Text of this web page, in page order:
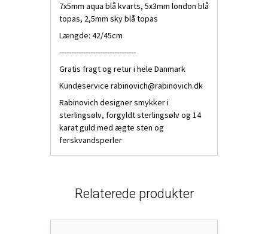
7x5mm aqua blå kvarts, 5x3mm london blå
topas, 2,5mm sky blå topas
Længde: 42/45cm
--------------------------------
Gratis fragt og retur i hele Danmark
Kundeservice rabinovich@rabinovich.dk
Rabinovich designer smykker i
sterlingsølv, forgyldt sterlingsølv og 14
karat guld med ægte sten og
ferskvandsperler
Relaterede produkter